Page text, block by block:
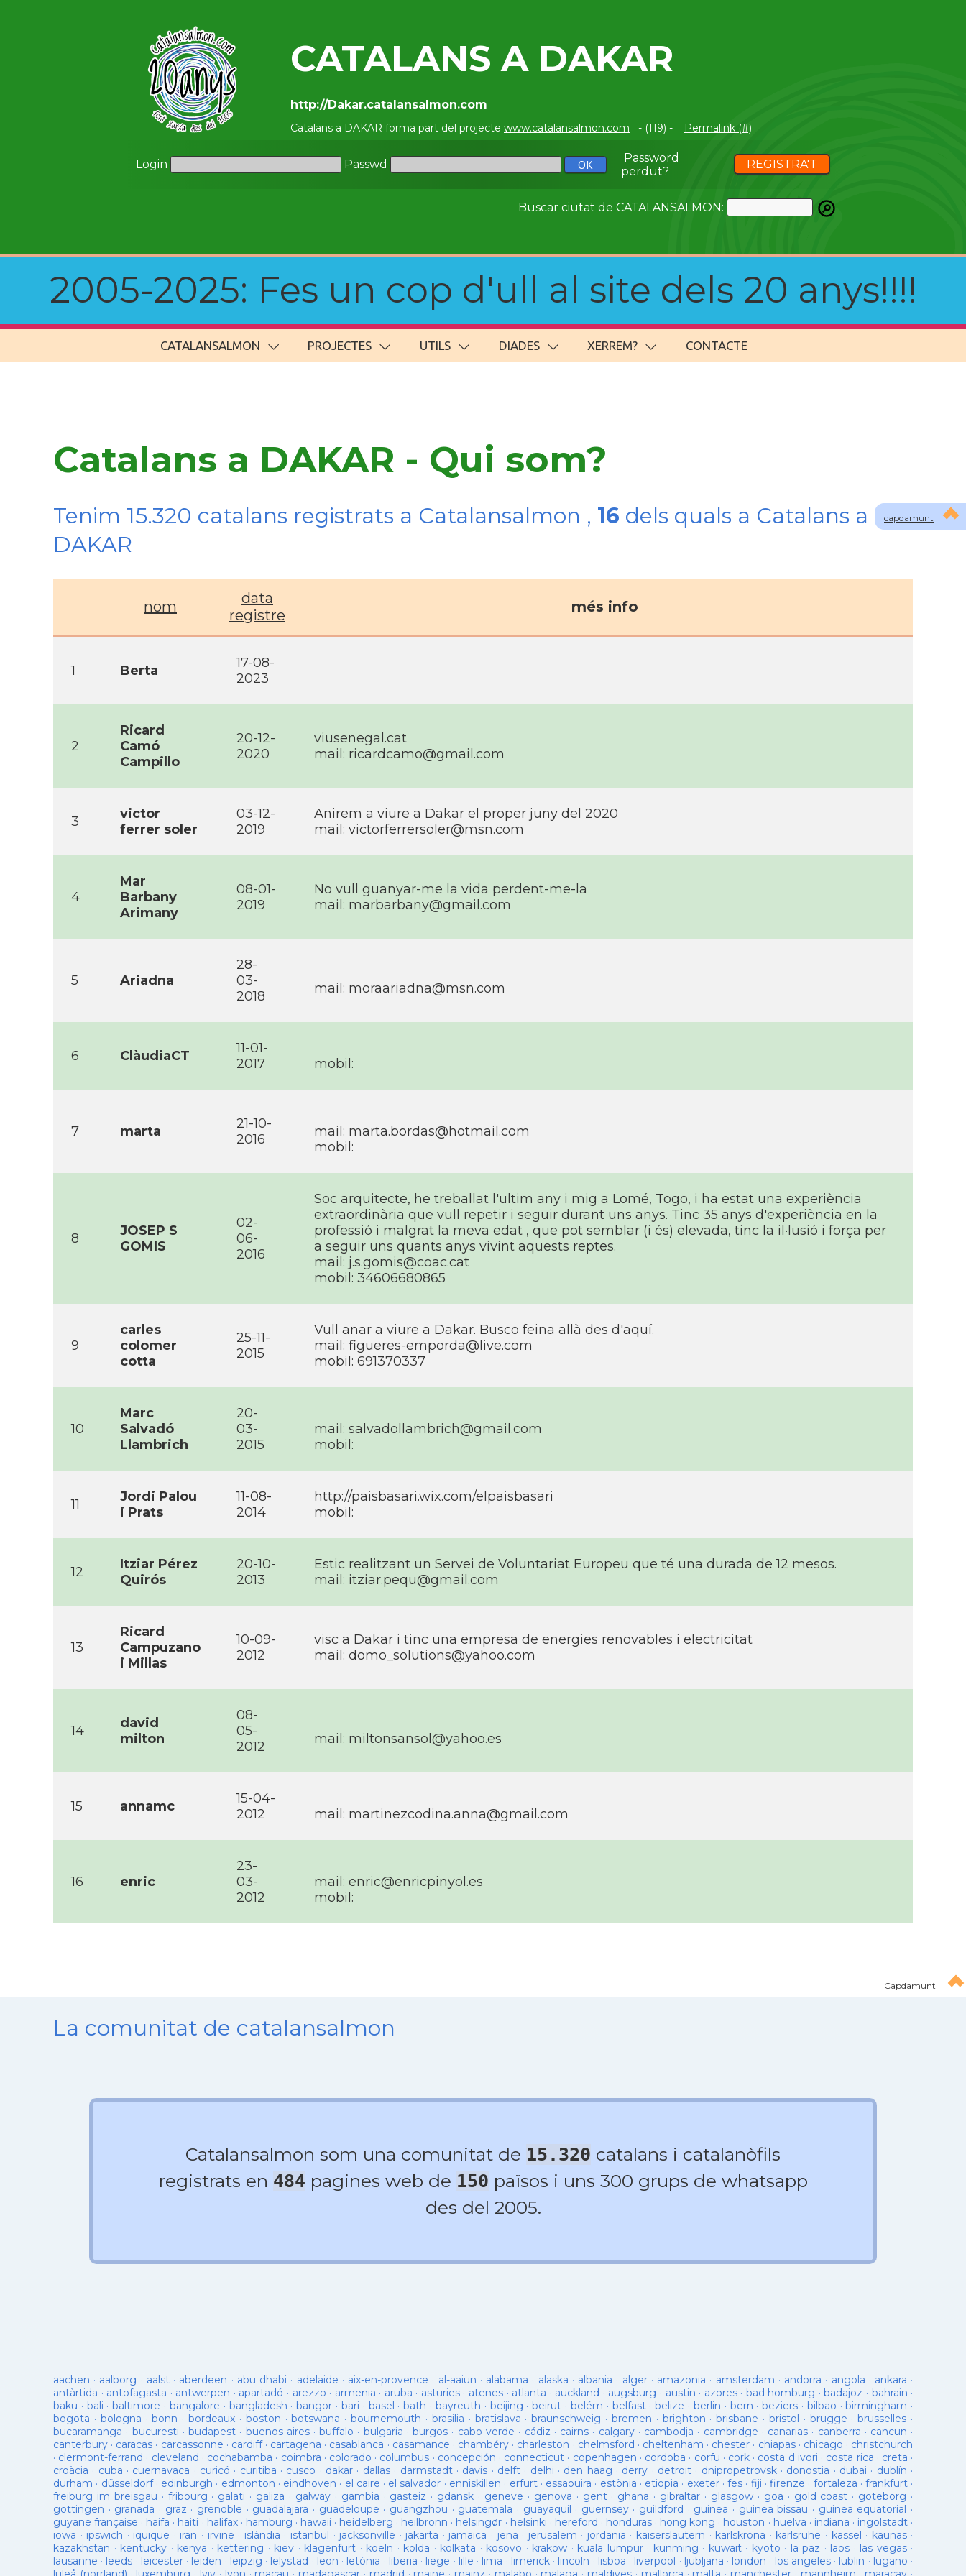
CATALANS A DAKAR
http://Dakar.catalansalmon.com
Catalans a DAKAR forma part del projecte www.catalansalmon.com - (119) - Permalink (#)
Login Passwd
Password
perdut?
REGISTRA'T
Buscar ciutat de CATALANSALMON:
2005-2025: Fes un cop d'ull al site dels 20 anys!!!!
CATALANSALMON PROJECTES UTILS DIADES XERREM? CONTACTE
capdamunt
Catalans a DAKAR - Qui som?
Tenim 15.320 catalans registrats a Catalansalmon , 16 dels quals a Catalans a
DAKAR
nom
data
registre
més info
1 Berta
17-08-
2023
2
Ricard
Camó
Campillo
20-12-
2020
viusenegal.cat
mail: ricardcamo@gmail.com
3
victor
ferrer soler
03-12-
2019
Anirem a viure a Dakar el proper juny del 2020
mail: victorferrersoler@msn.com
4
Mar
Barbany
Arimany
08-01-
2019
No vull guanyar-me la vida perdent-me-la
mail: marbarbany@gmail.com
5 Ariadna
28-
03-
2018
mail: moraariadna@msn.com
6 ClàudiaCT
11-01-
2017
mobil:
7 marta
21-10-
2016
mail: marta.bordas@hotmail.com
mobil:
8
JOSEP S
GOMIS
02-
06-
2016
Soc arquitecte, he treballat l'ultim any i mig a Lomé, Togo, i ha estat una experiència
extraordinària que vull repetir i seguir durant uns anys. Tinc 35 anys d'experiència en la
professió i malgrat la meva edat , que pot semblar (i és) elevada, tinc la il·lusió i força per
a seguir uns quants anys vivint aquests reptes.
mail: j.s.gomis@coac.cat
mobil: 34606680865
9
carles
colomer
cotta
25-11-
2015
Vull anar a viure a Dakar. Busco feina allà des d'aquí­.
mail: figueres-emporda@live.com
mobil: 691370337
10
Marc
Salvadó
Llambrich
20-
03-
2015
mail: salvadollambrich@gmail.com
mobil:
11
Jordi Palou
i Prats
11-08-
2014
http://paisbasari.wix.com/elpaisbasari
mobil:
12
Itziar Pérez
Quirós
20-10-
2013
Estic realitzant un Servei de Voluntariat Europeu que té una durada de 12 mesos.
mail: itziar.pequ@gmail.com
13
Ricard
Campuzano
i Millas
10-09-
2012
visc a Dakar i tinc una empresa de energies renovables i electricitat
mail: domo_solutions@yahoo.com
14
david
milton
08-
05-
2012
mail: miltonsansol@yahoo.es
15 annamc
15-04-
2012
mail: martinezcodina.anna@gmail.com
16 enric
23-
03-
2012
mail: enric@enricpinyol.es
mobil:
Capdamunt
La comunitat de catalansalmon
Catalansalmon som una comunitat de 15.320 catalans i catalanòfils
registrats en 484 pagines web de 150 països i uns 300 grups de whatsapp
des del 2005.
aachen · aalborg · aalst· aberdeen · abu dhabi · adelaide · aix-en-provence · al-aaiun · alabama · alaska · albania · alger· amazonia · amsterdam · andorra · angola · ankara ·
antàrtida · antofagasta · antwerpen · apartadó · arezzo · armenia · aruba · asturies· atenes · atlanta · auckland · augsburg · austin · azores· bad homburg ·badajoz · bahrain ·
baku · bali ·baltimore · bangalore · bangladesh ·bangor · bari · basel ·bath · bayreuth · beijing ·beirut · belém · belfast·belize · berlin · bern ·beziers · bilbao ·birmingham ·
bogota · bologna ·bonn ·bordeaux · boston ·botswana ·bournemouth · brasilia · bratislava ·braunschweig · bremen · brighton ·brisbane · bristol · brugge ·brusselles ·
bucaramanga · bucuresti · budapest · buenos aires·buffalo · bulgaria ·burgos · cabo verde · cádiz · cairns · calgary· cambodja · cambridge · canarias · canberra · cancun ·
canterbury · caracas · carcassonne · cardiff· cartagena · casablanca · casamance · chambéry · charleston · chelmsford · cheltenham · chester · chiapas· chicago · christchurch
· clermont-ferrand · cleveland · cochabamba · coimbra · colorado · columbus · concepción · connecticut · copenhagen · cordoba · corfu · cork · costa d ivori · costa rica · creta ·
croàcia · cuba · cuernavaca · curicó · curitiba · cusco · dakar · dallas· darmstadt· davis · delft· delhi · den haag · derry · detroit· dnipropetrovsk· donostia · dubai · dublín ·
durham · düsseldorf· edinburgh · edmonton · eindhoven · el caire · el salvador · enniskillen · erfurt· essaouira · estònia · etiopia · exeter· fes · fiji · firenze · fortaleza · frankfurt ·
freiburg im breisgau · fribourg · galati · galiza · galway· gambia · gasteiz · gdansk · geneve · genova · gent· ghana · gibraltar · glasgow· goa · gold coast · goteborg ·
gottingen · granada · graz · grenoble · guadalajara · guadeloupe · guangzhou · guatemala · guayaquil · guernsey· guildford · guinea · guinea bissau · guinea equatorial ·
guyane française · haifa · haiti · halifax· hamburg · hawaii · heidelberg · heilbronn · helsingør · helsinki · hereford · honduras· hong kong · houston · huelva · indiana · ingolstadt·
iowa · ipswich · iquique · iran · irvine · islàndia · istanbul · jacksonville · jakarta · jamaica · jena · jerusalem · jordania · kaiserslautern · karlskrona · karlsruhe · kassel · kaunas·
kazakhstan · kentucky · kenya · kettering · kiev · klagenfurt · koeln · kolda · kolkata · kosovo · krakow · kuala lumpur· kunming · kuwait· kyoto · la paz · laos · las vegas·
lausanne · leeds · leicester· leiden · leipzig · lelystad · leon · letònia · liberia · liege · lille · lima · limerick· lincoln · lisboa · liverpool · ljubljana · london · los angeles· lublin · lugano ·